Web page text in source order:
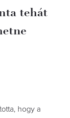
tehát
hogy a